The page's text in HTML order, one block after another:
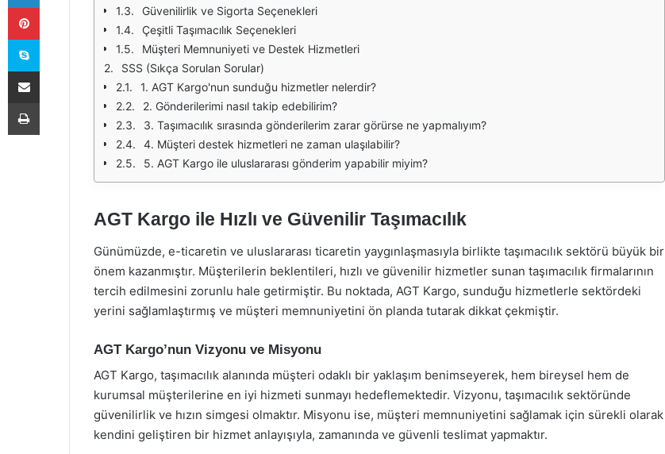
Güvenilirlik ve Sigorta Seçenekleri
Çeşitli Taşımacılık Seçenekleri
Müşteri Memnuniyeti ve Destek Hizmetleri
SSS (Sıkça Sorulan Sorular)
1. AGT Kargo'nun sunduğu hizmetler nelerdir?
2. Gönderilerimi nasıl takip edebilirim?
3. Taşımacılık sırasında gönderilerim zarar görürse ne yapmalıyım?
4. Müşteri destek hizmetleri ne zaman ulaşılabilir?
5. AGT Kargo ile uluslararası gönderim yapabilir miyim?
AGT Kargo ile Hızlı ve Güvenilir Taşımacılık
Günümüzde, e-ticaretin ve uluslararası ticaretin yaygınlaşmasıyla birlikte taşımacılık sektörü büyük bir
önem kazanmıştır. Müşterilerin beklentileri, hızlı ve güvenilir hizmetler sunan taşımacılık firmalarının
tercih edilmesini zorunlu hale getirmiştir. Bu noktada, AGT Kargo, sunduğu hizmetlerle sektördeki
yerini sağlamlaştırmış ve müşteri memnuniyetini ön planda tutarak dikkat çekmiştir.
AGT Kargo’nun Vizyonu ve Misyonu
AGT Kargo, taşımacılık alanında müşteri odaklı bir yaklaşım benimseyerek, hem bireysel hem de
kurumsal müşterilerine en iyi hizmeti sunmayı hedeflemektedir. Vizyonu, taşımacılık sektöründe
güvenilirlik ve hızın simgesi olmaktır. Misyonu ise, müşteri memnuniyetini sağlamak için sürekli olarak
kendini geliştiren bir hizmet anlayışıyla, zamanında ve güvenli teslimat yapmaktır.
Pinterest
Skype
E-Posta ile paylaş